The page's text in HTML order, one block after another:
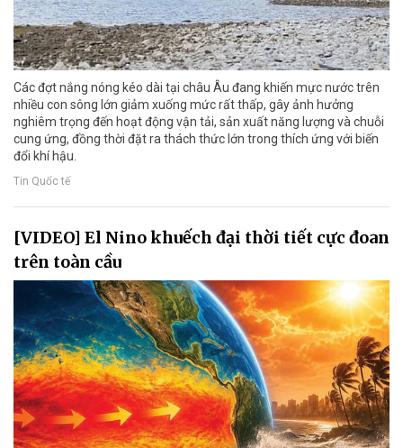
Các đợt nắng nóng kéo dài tại châu Âu đang khiến mực nước trên
nhiều con sông lớn giảm xuống mức rất thấp, gây ảnh hưởng
nghiêm trọng đến hoạt động vận tải, sản xuất năng lượng và chuỗi
cung ứng, đồng thời đặt ra thách thức lớn trong thích ứng với biến
đổi khí hậu.
Tin Quốc tế
[VIDEO] El Nino khuếch đại thời tiết cực đoan
trên toàn cầu